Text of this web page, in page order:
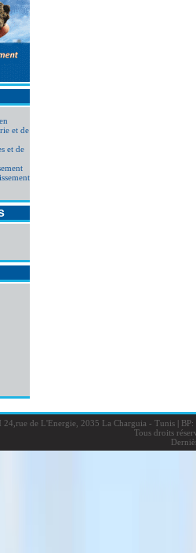
et de
et de
24,rue de L'Energie, 2035 La Charguia - Tunis |BP:
Tous droits